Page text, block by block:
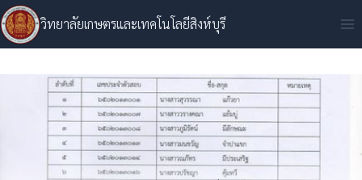
Skip
to
content
วิทยาลัยเกษตรและเทคโนโลยีสิงห์บุรี